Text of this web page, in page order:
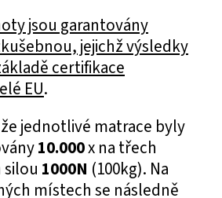
jsou garantovány
jejichž výsledky
certifikace
EU.
jednotlivé matrace byly
10.000x na třech
1000N (100kg). Na
místech se následně